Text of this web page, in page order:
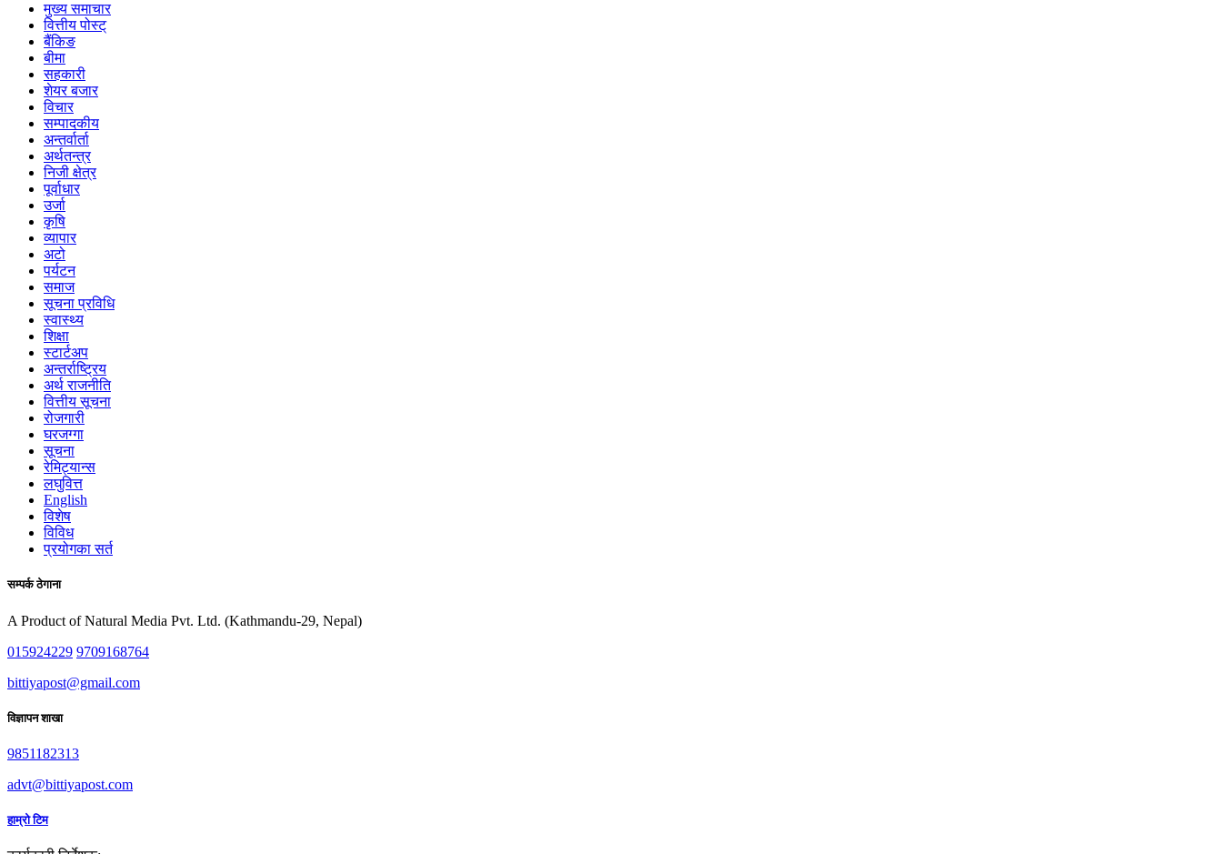
मुख्य समाचार
वित्तीय पोस्ट्
बैंकिङ
बीमा
सहकारी
शेयर बजार
विचार
सम्पादकीय
अन्तर्वार्ता
अर्थतन्त्र
निजी क्षेत्र
पूर्वाधार
उर्जा
कृषि
व्यापार
अटो
पर्यटन
समाज
सूचना प्रविधि
स्वास्थ्य
शिक्षा
स्टार्टअप
अन्तर्राष्ट्रिय
अर्थ राजनीति
वित्तीय सूचना
रोजगारी
घरजग्गा
सूचना
रेमिट्यान्स
लघुवित्त
English
विशेष
विविध
प्रयोगका सर्त
सम्पर्क ठेगाना
A Product of Natural Media Pvt. Ltd. (Kathmandu-29, Nepal)
015924229 9709168764
bittiyapost@gmail.com
विज्ञापन शाखा
9851182313
advt@bittiyapost.com
हाम्रो टिम